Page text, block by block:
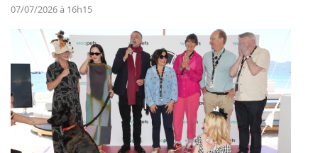
07/07/2026 à 16h15